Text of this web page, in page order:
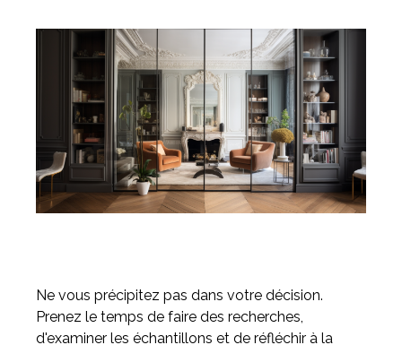
Ne vous précipitez pas dans votre décision.
Prenez le temps de faire des recherches,
d'examiner les échantillons et de réfléchir à la